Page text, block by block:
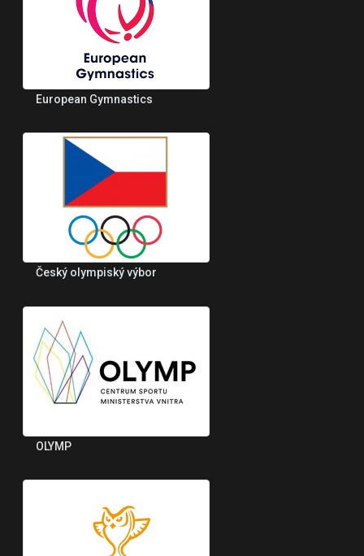
European Gymnastics
Český olympiský výbor
OLYMP